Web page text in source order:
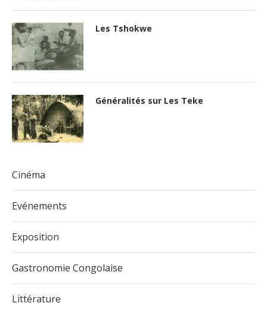
Les Tshokwe
Généralités sur Les Teke
Cinéma
Evénements
Exposition
Gastronomie Congolaise
Littérature